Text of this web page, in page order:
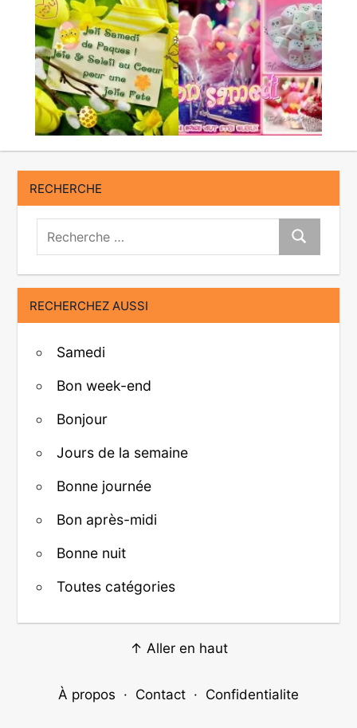
RECHERCHE
Recherche:
Recherche
RECHERCHEZ AUSSI
Samedi
Bon week-end
Bonjour
Jours de la semaine
Bonne journée
Bon après-midi
Bonne nuit
Toutes catégories
↑ Aller en haut
À propos · Contact · Confidentialite